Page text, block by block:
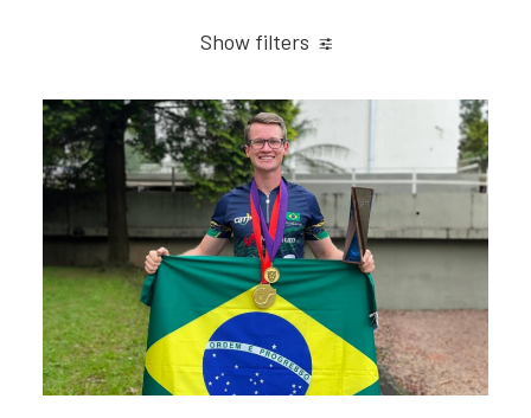
Show filters